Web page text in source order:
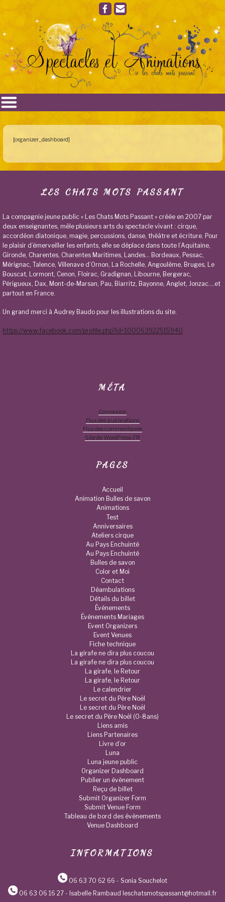
[organizer_dashboard]
LES CHATS MOTS PASSANT
La compagnie jeune public « Les Chats Mots Passant » créée en 2007 par
deux enseignantes, mêle plusieurs arts du spectacle vivant : cirque,
accordéon diatonique, magie, percussions, danse, théâtre et écriture. Pour
le plaisir d’émerveiller les enfants, elle se déplace dans toute l’Aquitaine,
Gironde, Charentes, Charentes Maritimes, Landes… Bordeaux, Pessac,
Mérignac, Talence, Villenave d’Ornon, La Rochelle, Angoulême, Bruges, Le
Bouscat, Lormont, Cenon, Floirac, Gradignan, Libourne, Bergerac,
Périgueux, Dax, Mont-de-Marsan, Pau, Biarritz, Bayonne, Anglet, Jonzac….et
partout en France.
Un grand merci à Audrey Baudo pour les illustrations du site.
https://www.facebook.com/profile.php?id=100063922515940
MÉTA
Connexion
Flux des publications
Flux des commentaires
Site de WordPress-FR
PAGES
Accueil
Animation Bulles de savon
Animations
Test
Anniversaires
Ateliers cirque
Au Pays Enchuinté
Au Pays Enchuinté
Bulles de savon
Color et Moi
Contact
Déambulations
Détails du billet
Événements
Événements Mariages
Event Organizers
Event Venues
Fiche technique
La girafe ne dira plus coucou
La girafe ne dira plus coucou
La girafe, le Retour
La girafe, le Retour
Le calendrier
Le secret du Père Noël
Le secret du Père Noël
Le secret du Père Noël (0-8ans)
Liens amis
Liens Partenaires
Livre d’or
Luna
Luna jeune public
Organizer Dashboard
Publier un évènement
Reçu de billet
Submit Organizer Form
Submit Venue Form
Tableau de bord des évènements
Venue Dashboard
INFORMATIONS
06 63 70 62 66 - Sonia Souchelot
06 63 06 16 27 - Isabelle Rambaud leschatsmotspassant@hotmail.fr